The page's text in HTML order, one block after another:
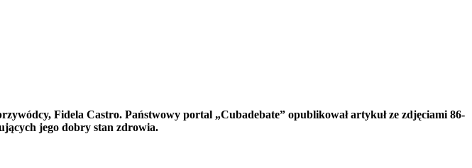
Fidela Castro. Państwowy portal „Cubadebate” opublikował artykuł ze zdjęciami 86-
jego dobry stan zdrowia.